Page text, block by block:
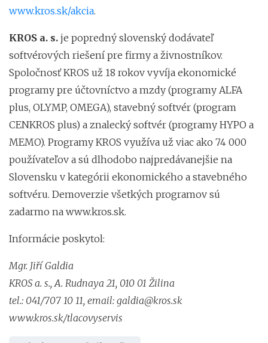
www.kros.sk/akcia.
KROS a. s. je popredný slovenský dodávateľ
softvérových riešení pre firmy a živnostníkov.
Spoločnosť KROS už 18 rokov vyvíja ekonomické
programy pre účtovníctvo a mzdy (programy ALFA
plus, OLYMP, OMEGA), stavebný softvér (program
CENKROS plus) a znalecký softvér (programy HYPO a
MEMO). Programy KROS využíva už viac ako 74 000
používateľov a sú dlhodobo najpredávanejšie na
Slovensku v kategórii ekonomického a stavebného
softvéru. Demoverzie všetkých programov sú
zadarmo na www.kros.sk.
Informácie poskytol:
Mgr. Jiří Galdia
KROS a. s., A. Rudnaya 21, 010 01 Žilina
tel.: 041/707 10 11, email: galdia@kros.sk
www.kros.sk/tlacovyservis